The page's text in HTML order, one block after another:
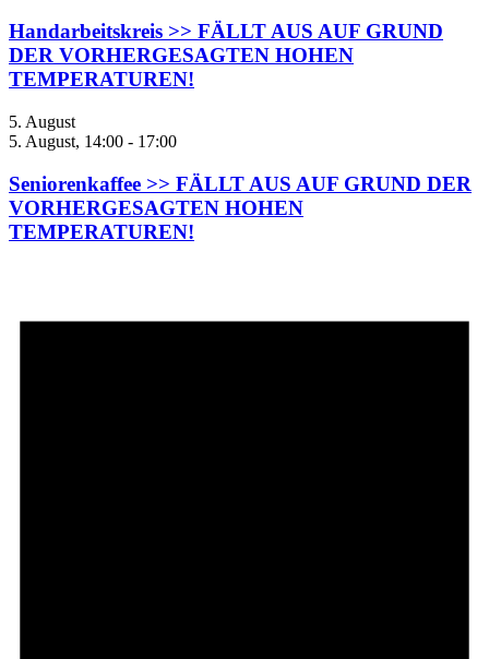
Handarbeitskreis >> FÄLLT AUS AUF GRUND
DER VORHERGESAGTEN HOHEN
TEMPERATUREN!
5. August
5. August, 14:00 - 17:00
Seniorenkaffee >> FÄLLT AUS AUF GRUND DER
VORHERGESAGTEN HOHEN
TEMPERATUREN!